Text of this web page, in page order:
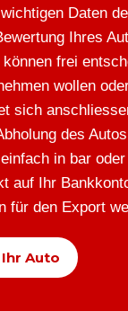
Daten
Ihres
frei
wollen
sich
des
in bar
auf Ihr
für den Export
Auto